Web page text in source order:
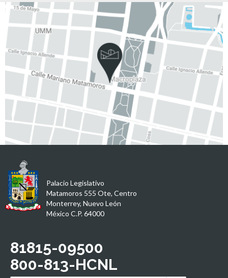
Palacio Legislativo
Matamoros 555 Ote, Centro
Monterrey, Nuevo León
México C.P. 64000
81815-09500
800-813-HCNL